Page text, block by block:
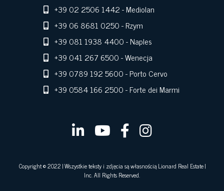
+39 02 2506 1442- Mediolan
+39 06 8681 0250- Rzym
+39 081 1938 4400- Naples
+39 041 267 6500- Wenecja
+39 0789 192 5600- Porto Cervo
+39 0584 166 2500- Forte dei Marmi
Copyright © 2022 | Wszystkie teksty i zdjęcia są własnością Lionard Real Estate |
Inc. All Rights Reserved.